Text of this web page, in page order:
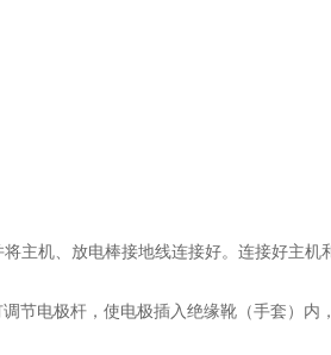
主机、放电棒接地线连接好。连接好主机
节电极杆，使电极插入绝缘靴（手套）内